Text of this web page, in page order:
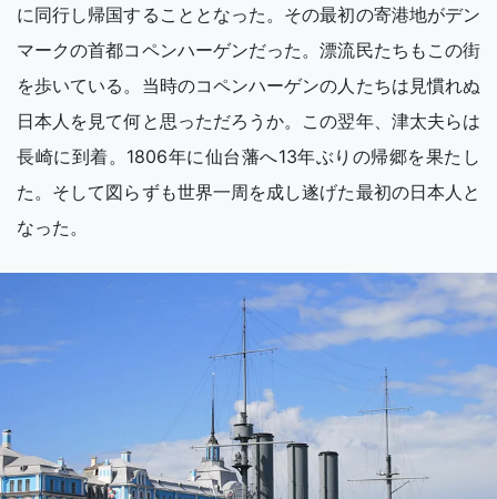
に同行し帰国することとなった。その最初の寄港地がデン
マークの首都コペンハーゲンだった。漂流民たちもこの街
を歩いている。当時のコペンハーゲンの人たちは見慣れぬ
日本人を見て何と思っただろうか。この翌年、津太夫らは
長崎に到着。1806年に仙台藩へ13年ぶりの帰郷を果たし
た。そして図らずも世界一周を成し遂げた最初の日本人と
なった。